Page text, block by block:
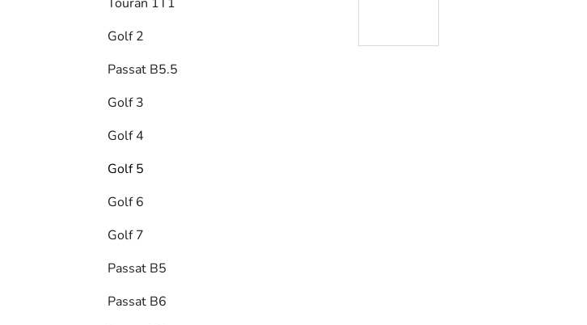
Golf 2
Passat B5.5
Golf 3
Golf 4
Golf 5
Golf 6
Golf 7
Passat B5
Passat B6